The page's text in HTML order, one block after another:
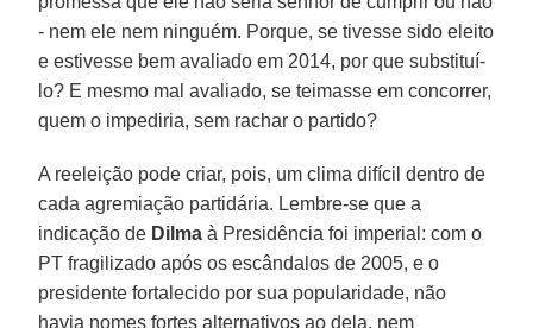
- nem ele nem ninguém. Porque, se tivesse sido eleito
e estivesse bem avaliado em 2014, por que substituí-
lo? E mesmo mal avaliado, se teimasse em concorrer,
quem o impediria, sem rachar o partido?
A reeleição pode criar, pois, um clima difícil dentro de
cada agremiação partidária. Lembre-se que a
indicação de Dilma à Presidência foi imperial: com o
PT fragilizado após os escândalos de 2005, e o
presidente fortalecido por sua popularidade, não
havia nomes fortes alternativos ao dela, nem